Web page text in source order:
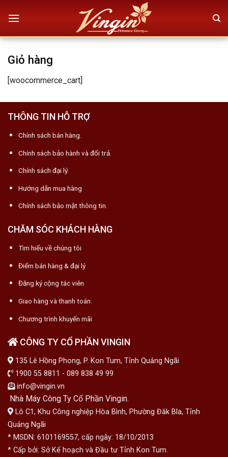
Giỏ hàng
[woocommerce_cart]
THÔNG TIN HỖ TRỢ
Chính sách bán hàng.
Chính sách bảo hành và đổi trả.
Chính sách đại lý.
Hướng dẫn mua hàng
Chính sách bảo mật thông tin.
CHĂM SÓC KHÁCH HÀNG
Tìm hiểu về chúng tôi
Điểm bán hàng & đại lý
Đăng ký cộng tác viên
Giao hàng và thanh toán.
Chương trình khuyến mãi
CÔNG TY CỔ PHẦN VINGIN
135 Lê Hồng Phong, P. Kon Tum, Tỉnh Quảng Ngãi
1900 55 8811 - 089 838 49 99
info@vingin.vn
Nhà Máy Công Ty Cổ Phần Vingin.
Lô C1, Khu Công nghiệp Hòa Bình, Phường Đăk Bla, Tỉnh
Quảng Ngãi
* MSDN: 6101169557, cấp ngày: 18/10/2013
* Cấp bởi: Sở Kế hoạch và Đầu tư Tỉnh Kon Tum.